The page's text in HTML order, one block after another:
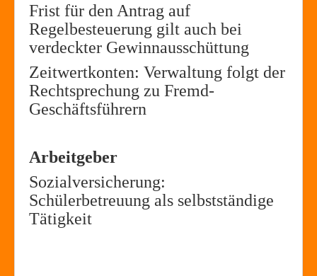
Frist für den Antrag auf
Regelbesteuerung gilt auch bei
verdeckter Gewinnausschüttung
Zeitwertkonten: Verwaltung folgt der
Rechtsprechung zu Fremd-
Geschäftsführern
Arbeitgeber
Sozialversicherung:
Schülerbetreuung als selbstständige
Tätigkeit